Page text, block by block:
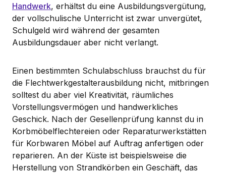
Handwerk, erhältst du eine Ausbildungsvergütung,
der vollschulische Unterricht ist zwar unvergütet,
Schulgeld wird während der gesamten
Ausbildungsdauer aber nicht verlangt.
Einen bestimmten Schulabschluss brauchst du für
die Flechtwerkgestalterausbildung nicht, mitbringen
solltest du aber viel Kreativität, räumliches
Vorstellungsvermögen und handwerkliches
Geschick. Nach der Gesellenprüfung kannst du in
Korbmöbelflechtereien oder Reparaturwerkstätten
für Korbwaren Möbel auf Auftrag anfertigen oder
reparieren. An der Küste ist beispielsweise die
Herstellung von Strandkörben ein Geschäft, das